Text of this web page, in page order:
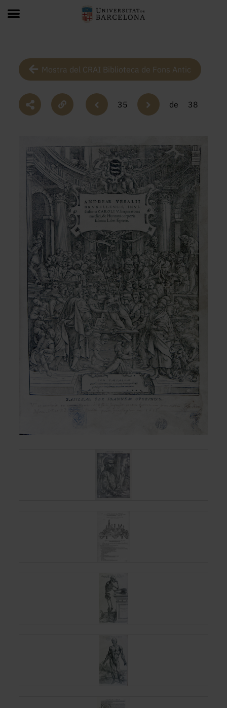
Mostra del CRAI Biblioteca de Fons Antic
35 de 38